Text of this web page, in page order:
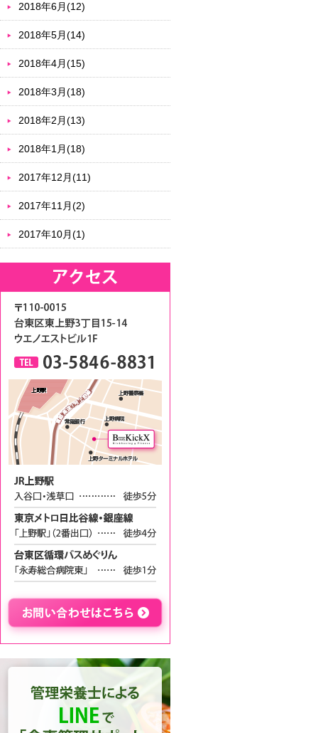
2018年6月(12)
2018年5月(14)
2018年4月(15)
2018年3月(18)
2018年2月(13)
2018年1月(18)
2017年12月(11)
2017年11月(2)
2017年10月(1)